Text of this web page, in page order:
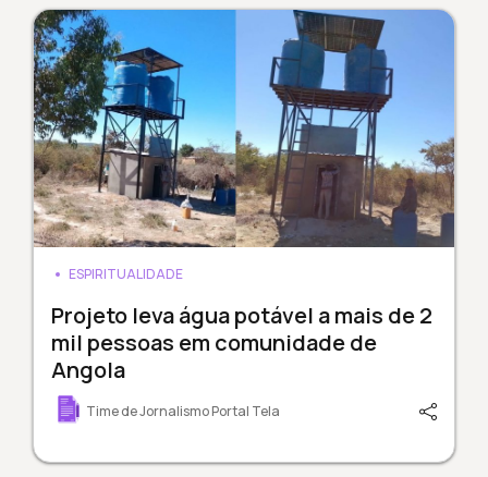
ESPIRITUALIDADE
Projeto leva água potável a mais de 2
mil pessoas em comunidade de
Angola
Time de Jornalismo Portal Tela